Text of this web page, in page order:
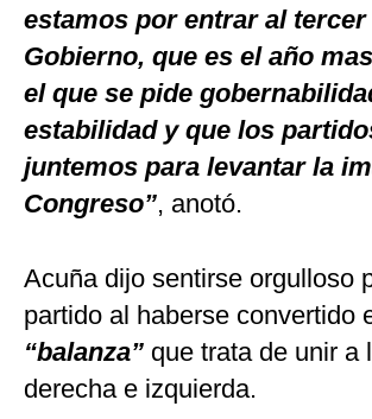
estamos por entrar al tercer
Gobierno, que es el año
el que se pide
estabilidad y que los
juntemos para levantar la
Congreso”, anotó.
Acuña dijo sentirse orgulloso
partido al haberse convertido
“balanza” que trata de unir a
derecha e izquierda.